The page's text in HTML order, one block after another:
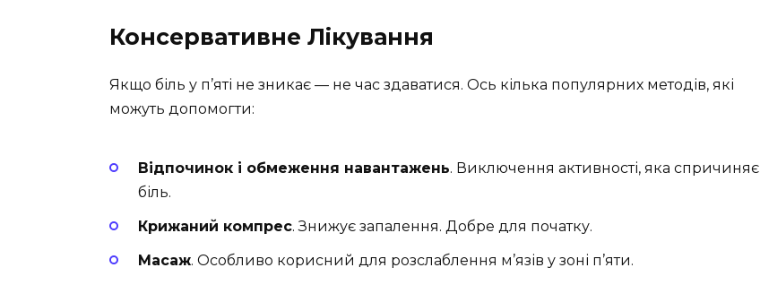
Консервативне Лікування
Якщо біль у п’яті не зникає — не час здаватися. Ось кілька популярних методів, які
можуть допомогти:
Відпочинок і обмеження навантажень. Виключення активності, яка спричиняє
біль.
Крижаний компрес. Знижує запалення. Добре для початку.
Масаж. Особливо корисний для розслаблення м’язів у зоні п’яти.